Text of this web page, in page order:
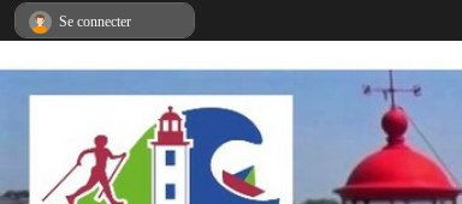
Se connecter
Panneau de gestion des cookies